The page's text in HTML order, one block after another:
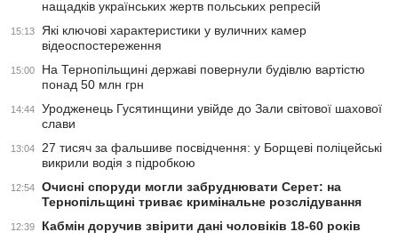
нащадків українських жертв польських репресій
15:13
Які ключові характеристики у вуличних камер
відеоспостереження
15:00
На Тернопільщині державі повернули будівлю вартістю
понад 50 млн грн
14:44
Уродженець Гусятинщини увійде до Зали світової шахової
слави
13:04
27 тисяч за фальшиве посвідчення: у Борщеві поліцейські
викрили водія з підробкою
12:54
Очисні споруди могли забруднювати Серет: на
Тернопільщині триває кримінальне розслідування
12:39 Кабмін доручив звірити дані чоловіків 18-60 років